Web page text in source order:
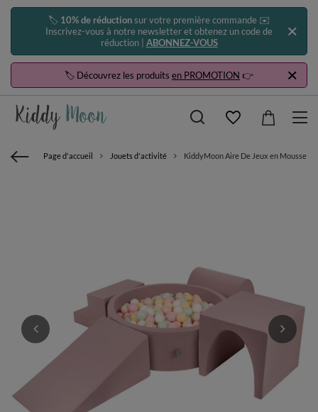
🏷️ 10% de réductionsur votre première commande ✉️
Inscrivez-vous à notre newsletter et obtenez un code de
réduction | ABONNEZ-VOUS
🏷️ Découvrez les produits en PROMOTION 👉
Page d'accueil Jouets d'activité KiddyMoon Aire De Jeux en Mousse